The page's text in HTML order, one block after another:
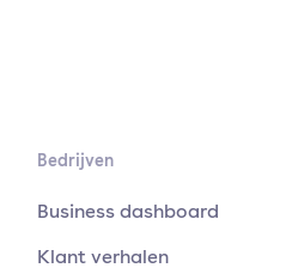
Bedrijven
Business dashboard
Klant verhalen